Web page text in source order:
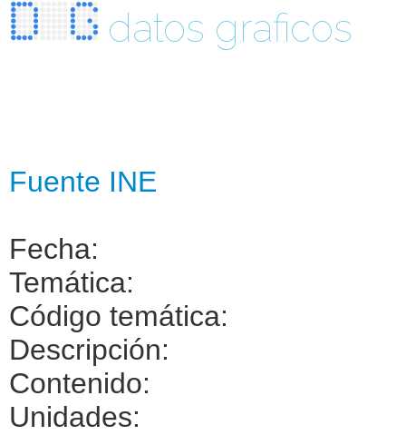
datos graficos
Fuente INE
Fecha:
Temática:
Código temática:
Descripción:
Contenido:
Unidades: